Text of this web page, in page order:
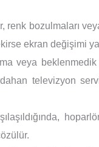
renk bozulmaları
ekran değişimi
veya beklenmedik
televizyon